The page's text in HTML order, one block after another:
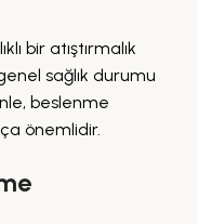
bir atıştırmalık
sağlık durumu
beslenme
önemlidir.